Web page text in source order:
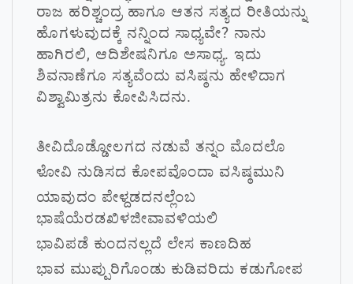
ರಾಜ ಹರಿಶ್ಚಂದ್ರ ಹಾಗೂ ಆತನ ಸತ್ಯದ ರೀತಿಯನ್ನು
ಹೊಗಳುವುದಕ್ಕೆ ನನ್ನಿಂದ ಸಾಧ್ಯವೇ? ನಾನು
ಹಾಗಿರಲಿ, ಆದಿಶೇಷನಿಗೂ ಅಸಾಧ್ಯ. ಇದು
ಶಿವನಾಣೆಗೂ ಸತ್ಯವೆಂದು ವಸಿಷ್ಠನು ಹೇಳಿದಾಗ
ವಿಶ್ವಾಮಿತ್ರನು ಕೋಪಿಸಿದನು.
ತೀವಿದೊಡ್ಡೋಲಗದ ನಡುವೆ ತನ್ನಂ ಮೊದಲೊ
ಳೋವಿ ನುಡಿಸದ ಕೋಪವೊಂದಾ ವಸಿಷ್ಠಮುನಿ
ಯಾವುದಂ ಪೇಳ್ದಡದನಲ್ಲೆಂಬ
ಭಾಷೆಯೆರಡಖಿಳಜೀವಾವಳಿಯಲಿ
ಭಾವಿಪಡೆ ಕುಂದನಲ್ಲದೆ ಲೇಸ ಕಾಣದಿಹ
ಭಾವ ಮುಪ್ಪುರಿಗೊಂಡು ಕುಡಿವರಿದು ಕಡುಗೋಪ